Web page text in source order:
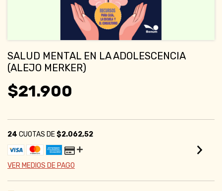
SALUD MENTAL EN LA ADOLESCENCIA
(ALEJO MERKER)
$21.900
24 CUOTAS DE$2.062,52
VER MEDIOS DE PAGO